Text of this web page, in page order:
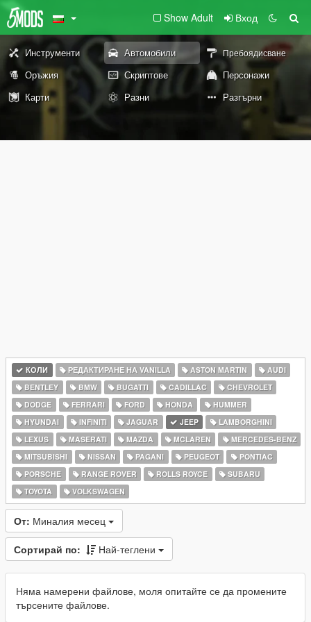
Show Adult Вход
Инструменти Автомобили Пребоядисване
Оръжия Скриптове
Персонажи
Карти
Разни Разгърни
КОЛИ РЕДАКТИРАНЕ НА VANILLA ASTON MARTIN
AUDI
BENTLEY
BMW BUGATTI CADILLAC
CHEVROLET
DODGE
FERRARI FORD HONDA
HUMMER
HYUNDAI
INFINITI JAGUAR JEEP
LAMBORGHINI
LEXUS
MASERATI MAZDA MCLAREN
MERCEDES-BENZ
MITSUBISHI
NISSAN PAGANI PEUGEOT
PONTIAC
PORSCHE
RANGE ROVER ROLLS ROYCE
SUBARU
TOYOTA
VOLKSWAGEN
От: Миналия месец
Сортирай по: Най-теглени
Няма намерени файлове, моля опитайте се да промените
търсените файлове.